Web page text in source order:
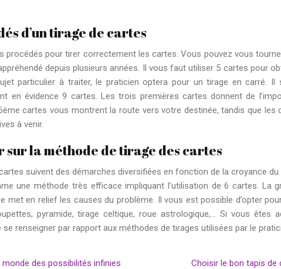
d’un tirage de cartes
procédés pour tirer correctement les cartes. Vous pouvez vous
depuis plusieurs années. Il vous faut utiliser 5 cartes pour
particulier à traiter, le praticien optera pour un tirage en carré. Il
en évidence 9 cartes. Les trois premières cartes donnent de
cartes vous montrent la route vers votre destinée, tandis que
à venir.
sur la méthode de tirage des cartes
suivent des démarches diversifiées en fonction de la croyance
une méthode très efficace impliquant l’utilisation de 6 cartes. La
met en relief les causes du problème. Il vous est possible d’opter
pyramide, tirage celtique, roue astrologique,… Si vous êtes
se renseigner par rapport aux méthodes de tirages utilisées par le
monde des possibilités infinies Choisir le bon tapis